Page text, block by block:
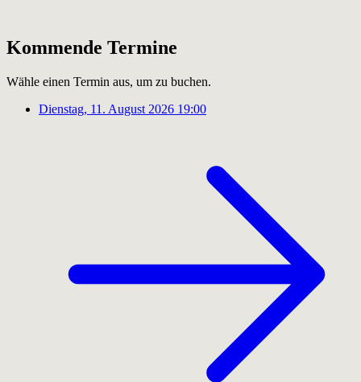
Kommende Termine
Wähle einen Termin aus, um zu buchen.
Dienstag, 11. August 2026 19:00